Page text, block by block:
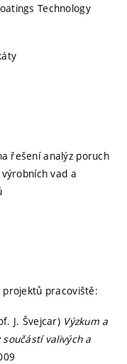
Technology
řešení analýz poruch
vad a
projektů pracoviště:
J. Švejcar) Výzkum a
valivých a